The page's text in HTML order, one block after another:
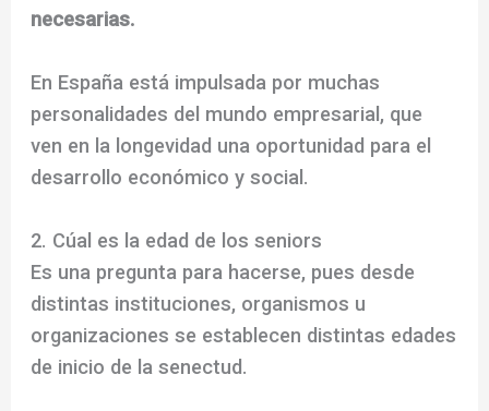
necesarias.
En España está impulsada por muchas
personalidades del mundo empresarial, que
ven en la longevidad una oportunidad para el
desarrollo económico y social.
2. Cúal es la edad de los seniors
Es una pregunta para hacerse, pues desde
distintas instituciones, organismos u
organizaciones se establecen distintas edades
de inicio de la senectud.